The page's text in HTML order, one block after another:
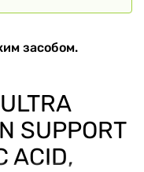
засобом.
SUPPORT
ACID,